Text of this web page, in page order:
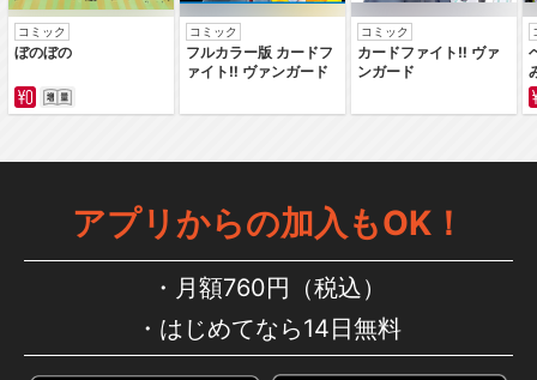
おしりたんてい(第7期)
おしりたんてい(第8期)
おしりたんてい(第9期)
コミック
ぼのぼの
コミック
フルカラー版 カードフ
ァイト‼ ヴァンガード
コミック
カードファイト‼ ヴァ
ンガード
アプリからの加入もOK！
月額760円（税込）
はじめてなら14日無料